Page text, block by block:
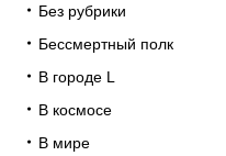
Без рубрики
Бессмертный полк
В городе L
В космосе
В мире